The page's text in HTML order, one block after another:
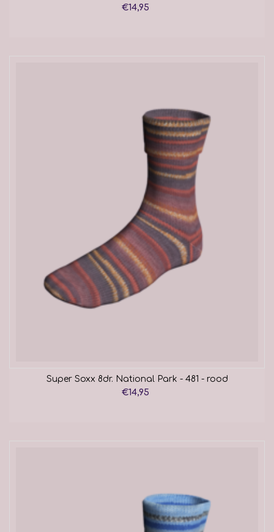
€14,95
Super Soxx 8dr. National Park - 481 - rood
€14,95